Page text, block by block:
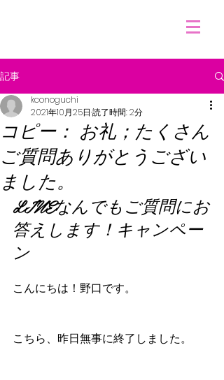
記事
コピー： お礼；たくさん
ご質問ありがとうござい
ました。
kconoguchi
2021年10月25日 読了時間: 2分
LINEなんでもご質問にお
答えします！キャンペー
ン
こんにちは！野口です。
こちら、昨日無事に終了しました。